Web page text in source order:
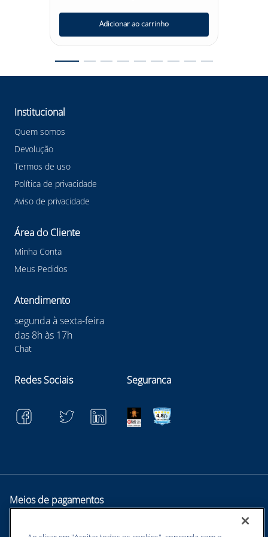
Adicionar ao carrinho
Institucional
Quem somos
Devolução
Termos de uso
Política de privacidade
Aviso de privacidade
Área do Cliente
Minha Conta
Meus Pedidos
Atendimento
segunda à sexta-feira
das 8h às 17h
Chat
Redes Sociais Seguranca
Meios de pagamentos